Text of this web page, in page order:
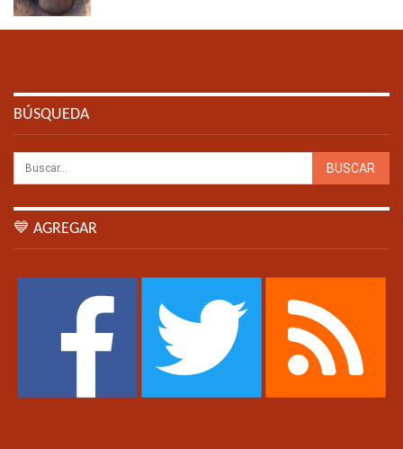
BÚSQUEDA
💙 AGREGAR